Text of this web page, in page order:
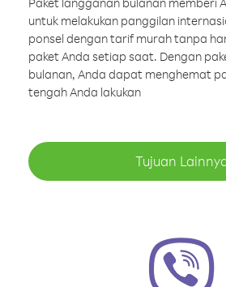
untuk melakukan panggilan
ponsel dengan tarif murah tanpa
paket Anda setiap saat. Dengan
bulanan, Anda dapat menghemat
tengah Anda lakukan
Tujuan